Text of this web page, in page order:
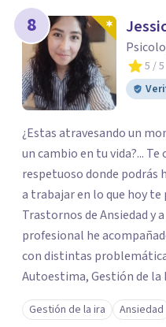
8
5 / 5
¿Estas atravesando un
un cambio en tu vida?...
respetuoso donde podrás
a trabajar en lo que hoy te preocupa.
Trastornos de Ansiedad y
profesional he
con distintas
Autoestima, Gestión de la
Crianza, Codependencia,
más de 12 años de
Gestión de la ira Ansiedad